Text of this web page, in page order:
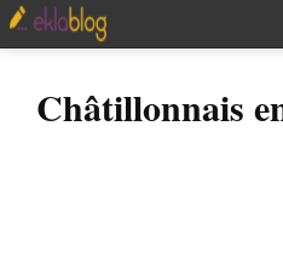
Châtillonnais